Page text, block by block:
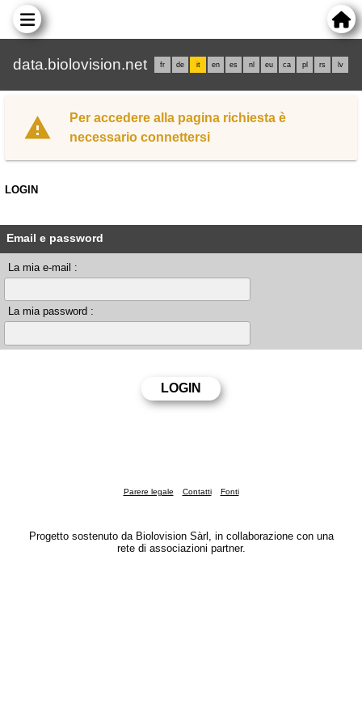
data.biolovision.net fr de it en es nl eu ca pl rs lv
Per accedere alla pagina richiesta è
necessario connettersi
LOGIN
Email e password
La mia e-mail :
La mia password :
Parere legale Contatti Fonti
Progetto sostenuto da Biolovision Sàrl, in collaborazione con una
rete di associazioni partner.